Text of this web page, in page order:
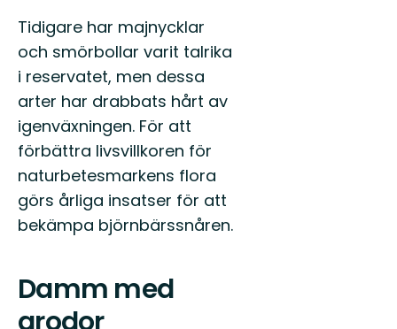
Tidigare har majnycklar
och smörbollar varit talrika
i reservatet, men dessa
arter har drabbats hårt av
igenväxningen. För att
förbättra livsvillkoren för
naturbetesmarkens flora
görs årliga insatser för att
bekämpa björnbärssnåren.
Damm med